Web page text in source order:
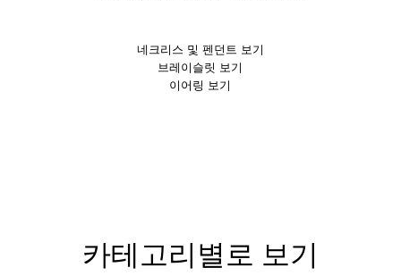
네크리스 및 펜던트 보기
브레이슬릿 보기
이어링 보기
카테고리별로 보기